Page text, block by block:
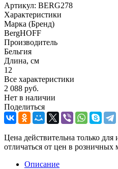
Артикул: BERG278
Характеристики
Марка (Бренд)
BergHOFF
Производитель
Бельгия
Длина, см
12
Все характеристики
2 088 руб.
Нет в наличии
Поделиться
Цена действительна только
отличаться от цен в розничных
Описание